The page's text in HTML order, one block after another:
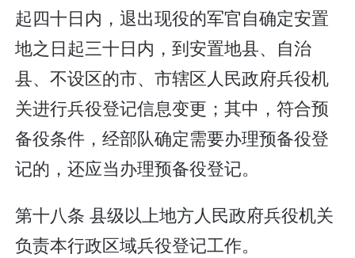
起四十日内，退出现役的军官自确定安置
地之日起三十日内，到安置地县、自治
县、不设区的市、市辖区人民政府兵役机
关进行兵役登记信息变更；其中，符合预
备役条件，经部队确定需要办理预备役登
记的，还应当办理预备役登记。
第十八条 县级以上地方人民政府兵役机关
负责本行政区域兵役登记工作。